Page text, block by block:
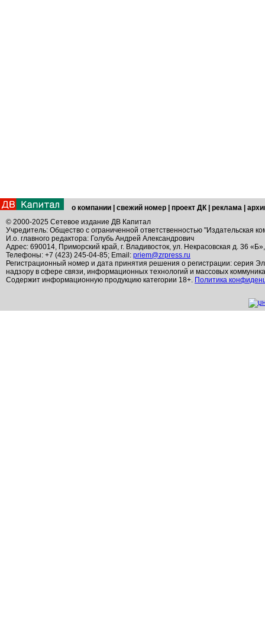
о компании свежий номер проект ДК реклама
© 2000-2025 Сетевое издание ДВ Капитал
Учредитель: Общество с ограниченной ответственностью "Издательская
И.о. главного редактора: Голубь Андрей Александрович
Адрес: 690014, Приморский край, г. Владивосток, ул. Некрасовская д. 36
Телефоны: +7 (423) 245-04-85; Email: priem@zrpress.ru
Регистрационный номер и дата принятия решения о регистрации: серия
надзору в сфере связи, информационных технологий и массовых
Содержит информационную продукцию категории 18+. Политика